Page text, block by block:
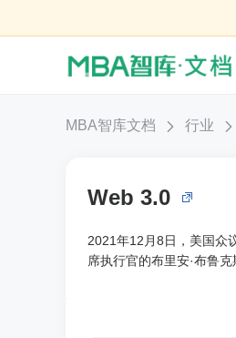
MBA智库文档 行业
Web 3.0
2021年12月8日，美国众
席执行官的布里安·布鲁